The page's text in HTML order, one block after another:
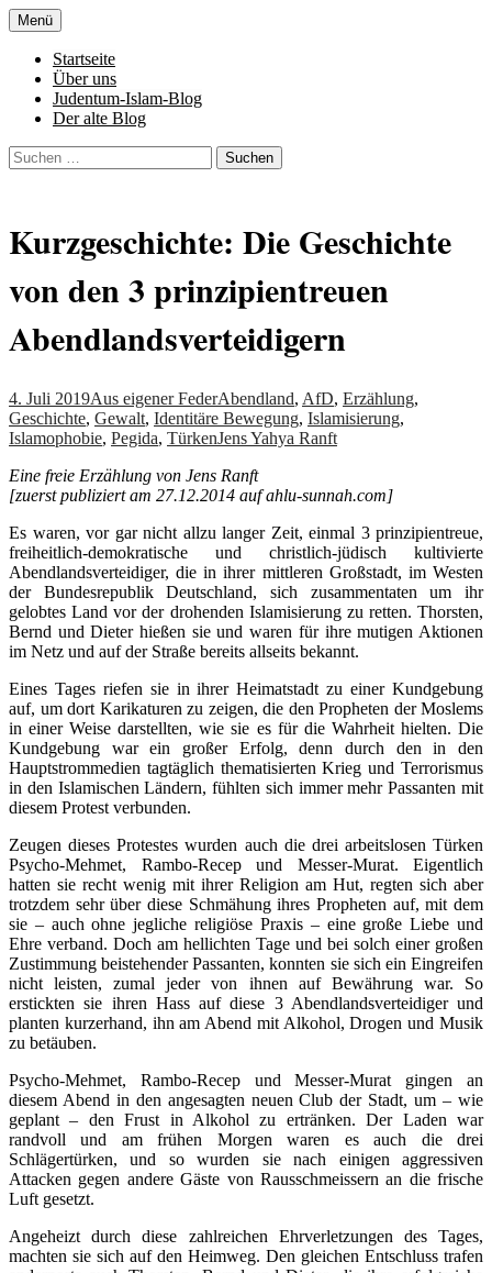
Zum
Inhalt
springen
Al-Adala.de
von allem
Menü
Startseite
Über uns
Judentum-Islam-Blog
Der alte Blog
Suchen
nach:
Kurzgeschichte: Die Geschichte
von den 3 prinzipientreuen
Abendlandsverteidigern
4. Juli 2019Aus eigener FederAbendland, AfD, Erzählung,
Geschichte, Gewalt, Identitäre Bewegung, Islamisierung,
Islamophobie, Pegida, TürkenJens Yahya Ranft
Eine freie Erzählung von Jens Ranft
[zuerst publiziert am 27.12.2014 auf ahlu-sunnah.com]
Es waren, vor gar nicht allzu langer Zeit, einmal 3 prinzipientreue,
freiheitlich-demokratische und christlich-jüdisch kultivierte
Abendlandsverteidiger, die in ihrer mittleren Großstadt, im Westen
der Bundesrepublik Deutschland, sich zusammentaten um ihr
gelobtes Land vor der drohenden Islamisierung zu retten. Thorsten,
Bernd und Dieter hießen sie und waren für ihre mutigen Aktionen
im Netz und auf der Straße bereits allseits bekannt.
Eines Tages riefen sie in ihrer Heimatstadt zu einer Kundgebung
auf, um dort Karikaturen zu zeigen, die den Propheten der Moslems
in einer Weise darstellten, wie sie es für die Wahrheit hielten. Die
Kundgebung war ein großer Erfolg, denn durch den in den
Hauptstrommedien tagtäglich thematisierten Krieg und Terrorismus
in den Islamischen Ländern, fühlten sich immer mehr Passanten mit
diesem Protest verbunden.
Zeugen dieses Protestes wurden auch die drei arbeitslosen Türken
Psycho-Mehmet, Rambo-Recep und Messer-Murat. Eigentlich
hatten sie recht wenig mit ihrer Religion am Hut, regten sich aber
trotzdem sehr über diese Schmähung ihres Propheten auf, mit dem
sie – auch ohne jegliche religiöse Praxis – eine große Liebe und
Ehre verband. Doch am hellichten Tage und bei solch einer großen
Zustimmung beistehender Passanten, konnten sie sich ein Eingreifen
nicht leisten, zumal jeder von ihnen auf Bewährung war. So
erstickten sie ihren Hass auf diese 3 Abendlandsverteidiger und
planten kurzerhand, ihn am Abend mit Alkohol, Drogen und Musik
zu betäuben.
Psycho-Mehmet, Rambo-Recep und Messer-Murat gingen an
diesem Abend in den angesagten neuen Club der Stadt, um – wie
geplant – den Frust in Alkohol zu ertränken. Der Laden war
randvoll und am frühen Morgen waren es auch die drei
Schlägertürken, und so wurden sie nach einigen aggressiven
Attacken gegen andere Gäste von Rausschmeissern an die frische
Luft gesetzt.
Angeheizt durch diese zahlreichen Ehrverletzungen des Tages,
machten sie sich auf den Heimweg. Den gleichen Entschluss trafen